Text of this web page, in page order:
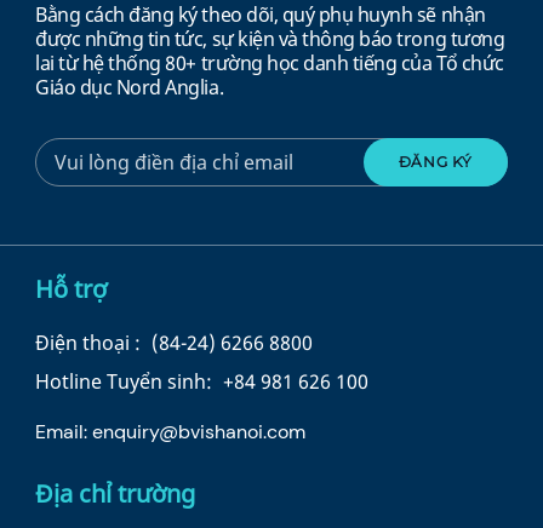
Bằng cách đăng ký theo dõi, quý phụ huynh sẽ nhận
được những tin tức, sự kiện và thông báo trong tương
lai từ hệ thống 80+ trường học danh tiếng của Tổ chức
Giáo dục Nord Anglia.
Hỗ trợ
Điện thoại : (84-24) 6266 8800
Hotline Tuyển sinh: +84 981 626 100
Email:enquiry@bvishanoi.com
Địa chỉ trường